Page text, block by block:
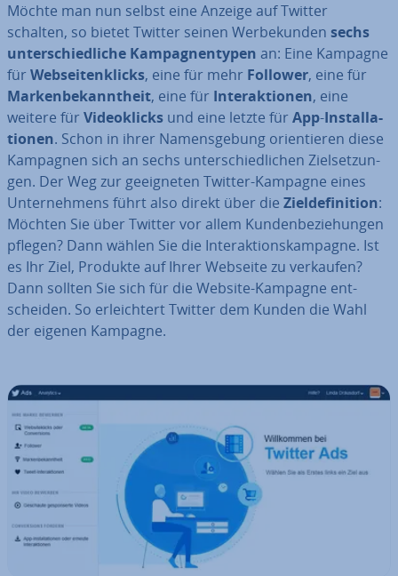
Möchte man nun selbst eine Anzeige auf Twitter
schalten, so bietet Twitter seinen Wer­be­kun­den sechs
un­ter­schied­li­che Kam­pagn­en­ty­pen an: Eine Kampagne
für Web­sei­ten­klicks, eine für mehr Follower, eine für
Mar­ken­be­kannt­heit, eine für In­ter­ak­tio­nen, eine
weitere für Vi­deo­klicks und eine letzte für App-In­stal­la­
tio­nen. Schon in ihrer Na­mens­ge­bung ori­en­tie­ren diese
Kampagnen sich an sechs un­ter­schied­li­chen Ziel­set­zun­
gen. Der Weg zur ge­eig­ne­ten Twitter-Kampagne eines
Un­ter­neh­mens führt also direkt über die Ziel­de­fi­ni­ti­on:
Möchten Sie über Twitter vor allem Kun­den­be­zie­hun­gen
pflegen? Dann wählen Sie die In­ter­ak­ti­ons­kam­pa­gne. Ist
es Ihr Ziel, Produkte auf Ihrer Webseite zu verkaufen?
Dann sollten Sie sich für die Website-Kampagne ent­
schei­den. So er­leich­tert Twitter dem Kunden die Wahl
der eigenen Kampagne.